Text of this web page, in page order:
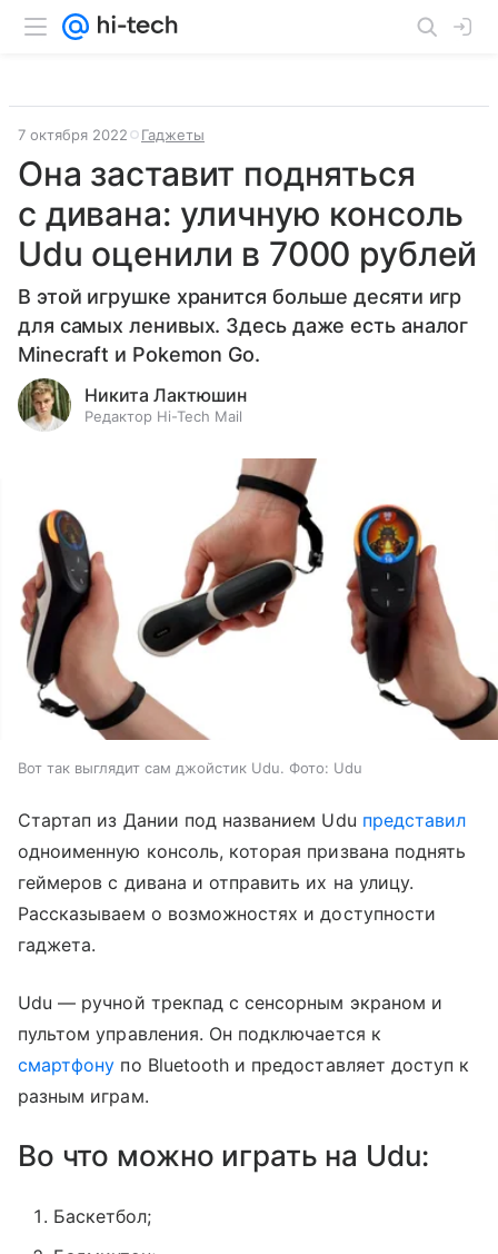
7 октября 2022 Гаджеты
Она заставит подняться
с дивана: уличную консоль
Udu оценили в 7000 рублей
В этой игрушке хранится больше десяти игр
для самых ленивых. Здесь даже есть аналог
Minecraft и Pokemon Go.
Никита Лактюшин
Редактор Hi-Tech Mail
Вот так выглядит сам джойстик Udu. Фото: Udu
Стартап из Дании под названием Udu представил
одноименную консоль, которая призвана поднять
геймеров с дивана и отправить их на улицу.
Рассказываем о возможностях и доступности
гаджета.
Udu — ручной трекпад с сенсорным экраном и
пультом управления. Он подключается к
смартфону по Bluetooth и предоставляет доступ к
разным играм.
Во что можно играть на Udu:
Баскетбол;